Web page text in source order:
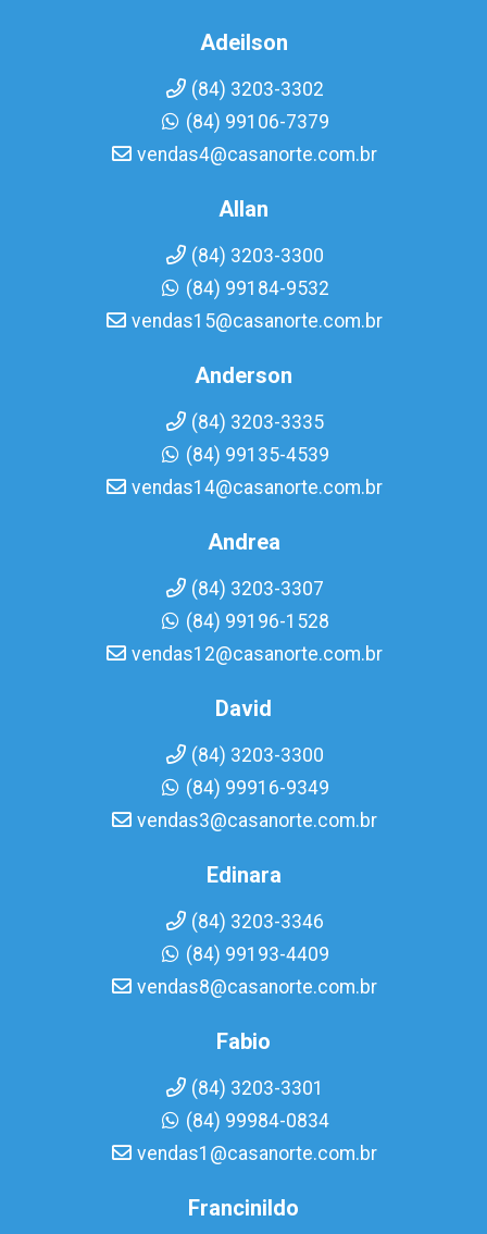
Adeilson
(84) 3203-3302
(84) 99106-7379
vendas4@casanorte.com.br
Allan
(84) 3203-3300
(84) 99184-9532
vendas15@casanorte.com.br
Anderson
(84) 3203-3335
(84) 99135-4539
vendas14@casanorte.com.br
Andrea
(84) 3203-3307
(84) 99196-1528
vendas12@casanorte.com.br
David
(84) 3203-3300
(84) 99916-9349
vendas3@casanorte.com.br
Edinara
(84) 3203-3346
(84) 99193-4409
vendas8@casanorte.com.br
Fabio
(84) 3203-3301
(84) 99984-0834
vendas1@casanorte.com.br
Francinildo